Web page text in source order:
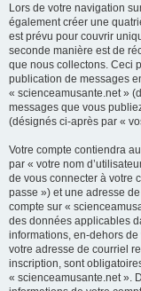
Lors de votre navigation
également créer une
est prévu pour couvrir
seconde manière est de
que nous collectons. Ceci
publication de messages
« scienceamusante.net »
messages que vous
(désignés ci-après par «
Votre compte contiendra
par « votre nom
de vous connecter à votre
passe ») et une adresse
compte sur «
des données applicables
informations, en-dehors de
votre adresse de courriel
inscription, sont
« scienceamusante.net ».